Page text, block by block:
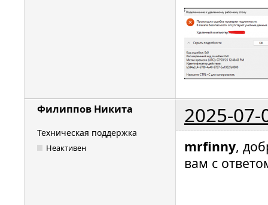
Филиппов Никита 2025-07-
Техническая поддержка
Неактивен mrfinny,
вам с